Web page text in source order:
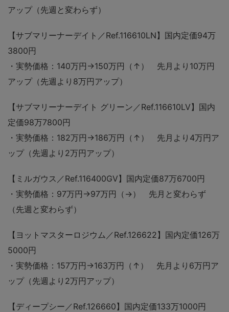
アップ（先週と変わらず）
【サブマリーナーデイト／Ref.116610LN】国内定価94万
3800円
・実勢価格：140万円→150万円（↑） 先月より10万円
アップ（先週より8万円アップ）
【サブマリーナーデイト グリーン／Ref.116610LV】国内
定価98万7800円
・実勢価格：182万円→186万円（↑） 先月より4万円ア
ップ（先週より2万円アップ）
【ミルガウス／Ref.116400GV】国内定価87万6700円
・実勢価格：97万円→97万円（→） 先月と変わらず
（先週と変わらず）
【ヨットマスターロジウム／Ref.126622】国内定価126万
5000円
・実勢価格：157万円→163万円（↑） 先月より6万円ア
ップ（先週より2万円アップ）
【ディープシー／Ref.126660】国内定価133万1000円